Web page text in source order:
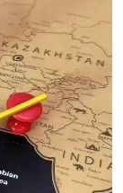
το δ.σ.,
06-08-2026
των
της